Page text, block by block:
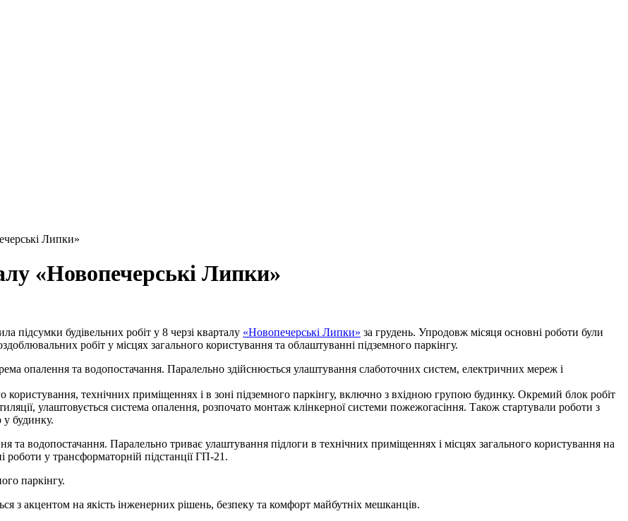
Липки»
«Новопечерські Липки»
підсумки будівельних робіт у 8 черзі кварталу «Новопечерські Липки» за грудень. Упродовж місяця основні роботи були
робіт у місцях загального користування та облаштуванні підземного паркінгу.
опалення та водопостачання. Паралельно здійснюється улаштування слаботочних систем, електричних мереж і
користування, технічних приміщеннях і в зоні підземного паркінгу, включно з вхідною групою будинку. Окремий блок робіт
улаштовується система опалення, розпочато монтаж клінкерної системи пожежогасіння. Також стартували роботи з
у будинку.
та водопостачання. Паралельно триває улаштування підлоги в технічних приміщеннях і місцях загального користування на
роботи у трансформаторній підстанції ГП-21.
паркінгу.
з акцентом на якість інженерних рішень, безпеку та комфорт майбутніх мешканців.